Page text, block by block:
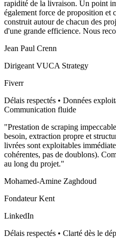
rapidité de la livraison. Un point
également force de proposition et
construit autour de chacun des
d'une grande efficience. Nous
Jean Paul Crenn
Dirigeant VUCA Strategy
Fiverr
Délais respectés • Données
Communication fluide
"Prestation de scraping
besoin, extraction propre et
livrées sont exploitables
cohérentes, pas de doublons).
au long du projet."
Mohamed-Amine Zaghdoud
Fondateur Kent
LinkedIn
Délais respectés • Clarté dès le